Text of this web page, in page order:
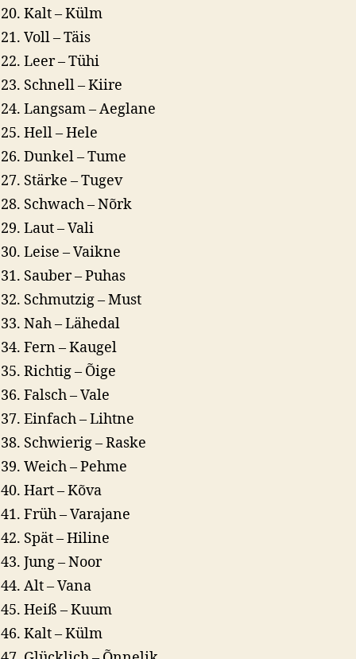
Kalt – Külm
Voll – Täis
Leer – Tühi
Schnell – Kiire
Langsam – Aeglane
Hell – Hele
Dunkel – Tume
Stärke – Tugev
Schwach – Nõrk
Laut – Vali
Leise – Vaikne
Sauber – Puhas
Schmutzig – Must
Nah – Lähedal
Fern – Kaugel
Richtig – Õige
Falsch – Vale
Einfach – Lihtne
Schwierig – Raske
Weich – Pehme
Hart – Kõva
Früh – Varajane
Spät – Hiline
Jung – Noor
Alt – Vana
Heiß – Kuum
Kalt – Külm